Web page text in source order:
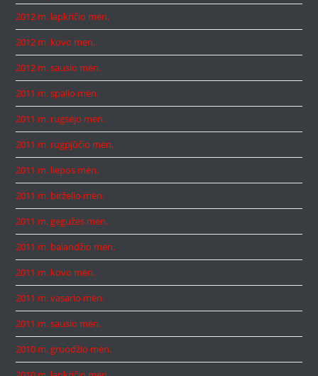
2012 m. lapkričio mėn.
2012 m. kovo mėn.
2012 m. sausio mėn.
2011 m. spalio mėn.
2011 m. rugsėjo mėn.
2011 m. rugpjūčio mėn.
2011 m. liepos mėn.
2011 m. birželio mėn.
2011 m. gegužės mėn.
2011 m. balandžio mėn.
2011 m. kovo mėn.
2011 m. vasario mėn.
2011 m. sausio mėn.
2010 m. gruodžio mėn.